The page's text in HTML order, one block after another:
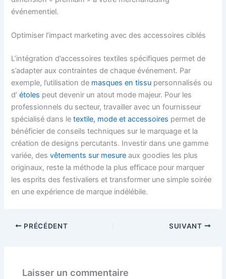
événementiel.
Optimiser l’impact marketing avec des accessoires ciblés
L’intégration d’accessoires textiles spécifiques permet de
s’adapter aux contraintes de chaque événement. Par
exemple, l’utilisation de masques en tissu personnalisés ou
d’étoles peut devenir un atout mode majeur. Pour les
professionnels du secteur, travailler avec un fournisseur
spécialisé dans letextile, mode et accessoires permet de
bénéficier de conseils techniques sur le marquage et la
création de designs percutants. Investir dans une gamme
variée, desvêtements sur mesure aux goodies les plus
originaux, reste la méthode la plus efficace pour marquer
les esprits des festivaliers et transformer une simple soirée
en une expérience de marque indélébile.
PRÉCÉDENT SUIVANT
Laisser un commentaire